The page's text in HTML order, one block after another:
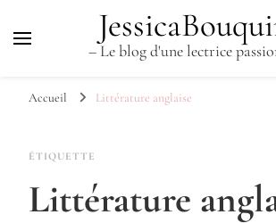
– Le blog d'une lectrice
Accueil Littérature anglaise
ÉTIQUETTE
Littérature